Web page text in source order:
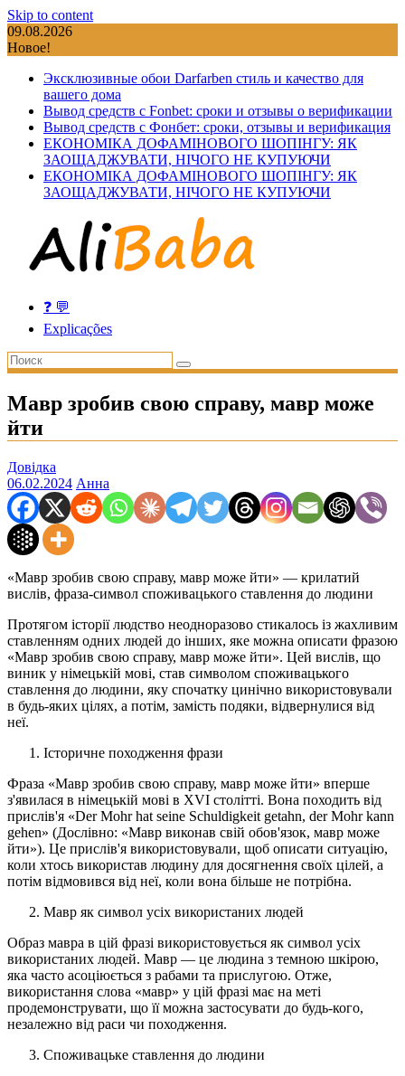
Skip to content
09.08.2026
Новое!
Эксклюзивные обои Darfarben стиль и качество для
вашего дома
Вывод средств с Fonbet: сроки и отзывы о верификации
Вывод средств с Фонбет: сроки, отзывы и верификация
ЕКОНОМІКА ДОФАМІНОВОГО ШОПІНГУ: ЯК
ЗАОЩАДЖУВАТИ, НІЧОГО НЕ КУПУЮЧИ
ЕКОНОМІКА ДОФАМІНОВОГО ШОПІНГУ: ЯК
ЗАОЩАДЖУВАТИ, НІЧОГО НЕ КУПУЮЧИ
❓ 💬
Explicações
Мавр зробив свою справу, мавр може
йти
Довідка
06.02.2024 Анна
«Мавр зробив свою справу, мавр може йти» — крилатий
вислів, фраза-символ споживацького ставлення до людини
Протягом історії людство неодноразово стикалось із жахливим
ставленням одних людей до інших, яке можна описати фразою
«Мавр зробив свою справу, мавр може йти». Цей вислів, що
виник у німецькій мові, став символом споживацького
ставлення до людини, яку спочатку цинічно використовували
в будь-яких цілях, а потім, замість подяки, відвернулися від
неї.
Історичне походження фрази
Фраза «Мавр зробив свою справу, мавр може йти» вперше
з'явилася в німецькій мові в XVI столітті. Вона походить від
прислів'я «Der Mohr hat seine Schuldigkeit getahn, der Mohr kann
gehen» (Дослівно: «Мавр виконав свій обов'язок, мавр може
йти»). Це прислів'я використовували, щоб описати ситуацію,
коли хтось використав людину для досягнення своїх цілей, а
потім відмовився від неї, коли вона більше не потрібна.
Мавр як символ усіх використаних людей
Образ мавра в цій фразі використовується як символ усіх
використаних людей. Мавр — це людина з темною шкірою,
яка часто асоціюється з рабами та прислугою. Отже,
використання слова «мавр» у цій фразі має на меті
продемонструвати, що її можна застосувати до будь-кого,
незалежно від раси чи походження.
Споживацьке ставлення до людини